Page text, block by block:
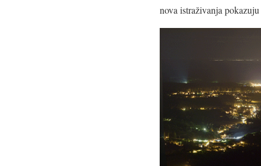
nova istraživanja pokazuju